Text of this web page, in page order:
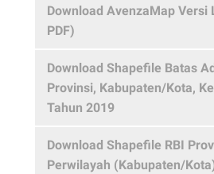
Download AvenzaMap Versi
PDF)
Download Shapefile Batas
Provinsi, Kabupaten/Kota,
Tahun 2019
Download Shapefile RBI
Perwilayah (Kabupaten/